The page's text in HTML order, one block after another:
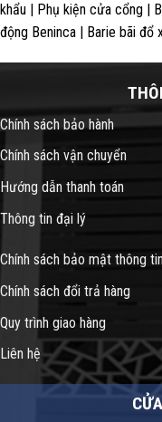
khẩu | Phụ kiện cửa cổng |
động Beninca | Barie bãi đổ
Chính sách bảo hành
Chính sách vận chuyển
Hướng dẫn thanh toán
Thông tin đại lý
Chính sách bảo mật thông tin
Chính sách đổi trả hàng
Quy trình giao hàng
Liên hệ